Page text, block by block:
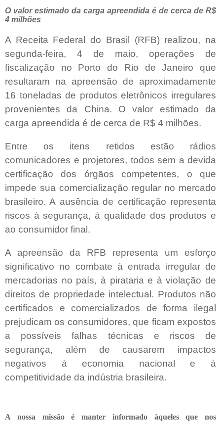
O valor estimado da carga apreendida é de cerca de R$
4 milhões
A Receita Federal do Brasil (RFB) realizou, na
segunda-feira, 4 de maio, operações de
fiscalização no Porto do Rio de Janeiro que
resultaram na apreensão de aproximadamente
16 toneladas de produtos eletrônicos irregulares
provenientes da China. O valor estimado da
carga apreendida é de cerca de R$ 4 milhões.
Entre os itens retidos estão rádios
comunicadores e projetores, todos sem a devida
certificação dos órgãos competentes, o que
impede sua comercialização regular no mercado
brasileiro. A ausência de certificação representa
riscos à segurança, à qualidade dos produtos e
ao consumidor final.
A apreensão da RFB representa um esforço
significativo no combate à entrada irregular de
mercadorias no país, à pirataria e à violação de
direitos de propriedade intelectual. Produtos não
certificados e comercializados de forma ilegal
prejudicam os consumidores, que ficam expostos
a possíveis falhas técnicas e riscos de
segurança, além de causarem impactos
negativos à economia nacional e à
competitividade da indústria brasileira.
A nossa missão é manter informado àqueles que nos